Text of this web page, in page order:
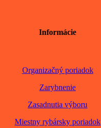
Informácie
Organizačný poriadok
Zarybnenie
Zasadnutia výboru
Miestny rybársky poriadok